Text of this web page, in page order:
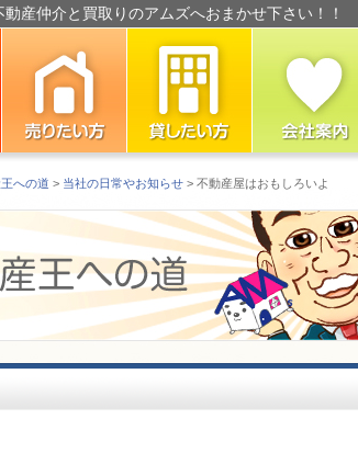
産仲介と買取りのアムズへおまかせ下さい！！
への道 > 当社の日常やお知らせ > 不動産屋はおもしろいよ